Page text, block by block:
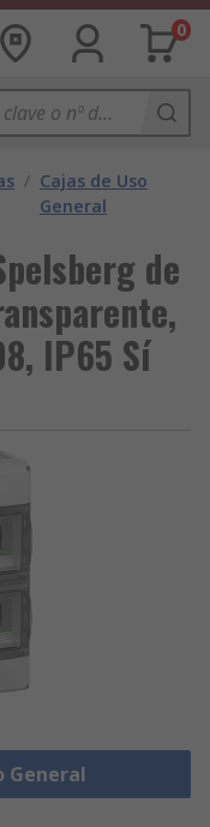
0
/ Cajas de Uso
General
de
IP65 Sí
General